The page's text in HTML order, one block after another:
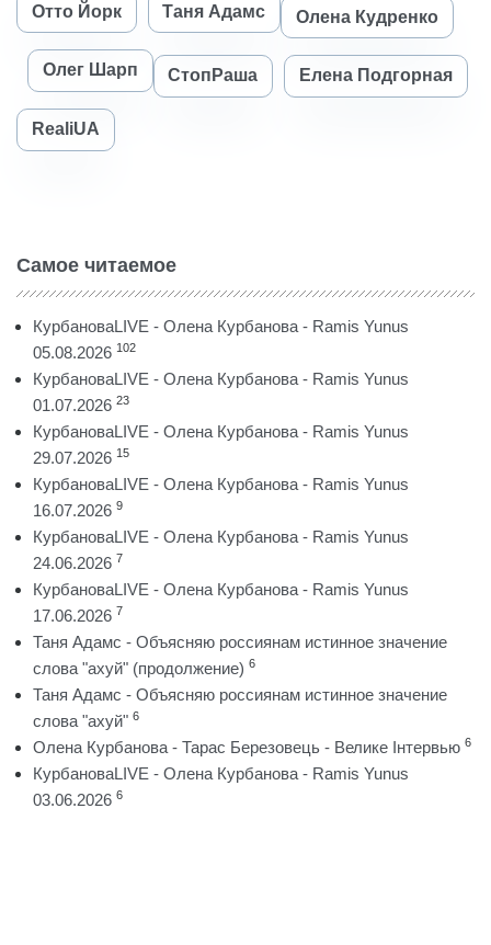
Отто Йорк Таня Адамс Олена Кудренко
Олег Шарп СтопРаша Елена Подгорная
RealiUA
Самое читаемое
КурбановаLIVE - Олена Курбанова - Ramis Yunus
05.08.2026 102
КурбановаLIVE - Олена Курбанова - Ramis Yunus
01.07.2026 23
КурбановаLIVE - Олена Курбанова - Ramis Yunus
29.07.2026 15
КурбановаLIVE - Олена Курбанова - Ramis Yunus
16.07.2026 9
КурбановаLIVE - Олена Курбанова - Ramis Yunus
24.06.2026 7
КурбановаLIVE - Олена Курбанова - Ramis Yunus
17.06.2026 7
Таня Адамс - Объясняю россиянам истинное значение
слова "ахуй" (продолжение) 6
Таня Адамс - Объясняю россиянам истинное значение
слова "ахуй" 6
Олена Курбанова - Тарас Березовець - Велике Інтервью 6
КурбановаLIVE - Олена Курбанова - Ramis Yunus
03.06.2026 6